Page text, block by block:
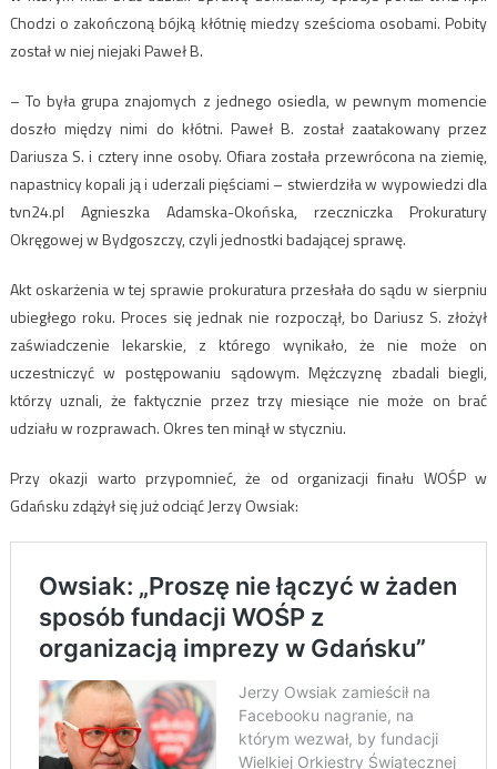
Chodzi o zakończoną bójką kłótnię miedzy sześcioma osobami. Pobity
został w niej niejaki Paweł B.
– To była grupa znajomych z jednego osiedla, w pewnym momencie
doszło między nimi do kłótni. Paweł B. został zaatakowany przez
Dariusza S. i cztery inne osoby. Ofiara została przewrócona na ziemię,
napastnicy kopali ją i uderzali pięściami – stwierdziła w wypowiedzi dla
tvn24.pl Agnieszka Adamska-Okońska, rzeczniczka Prokuratury
Okręgowej w Bydgoszczy, czyli jednostki badającej sprawę.
Akt oskarżenia w tej sprawie prokuratura przesłała do sądu w sierpniu
ubiegłego roku. Proces się jednak nie rozpoczął, bo Dariusz S. złożył
zaświadczenie lekarskie, z którego wynikało, że nie może on
uczestniczyć w postępowaniu sądowym. Mężczyznę zbadali biegli,
którzy uznali, że faktycznie przez trzy miesiące nie może on brać
udziału w rozprawach. Okres ten minął w styczniu.
Przy okazji warto przypomnieć, że od organizacji finału WOŚP w
Gdańsku zdążył się już odciąć Jerzy Owsiak: